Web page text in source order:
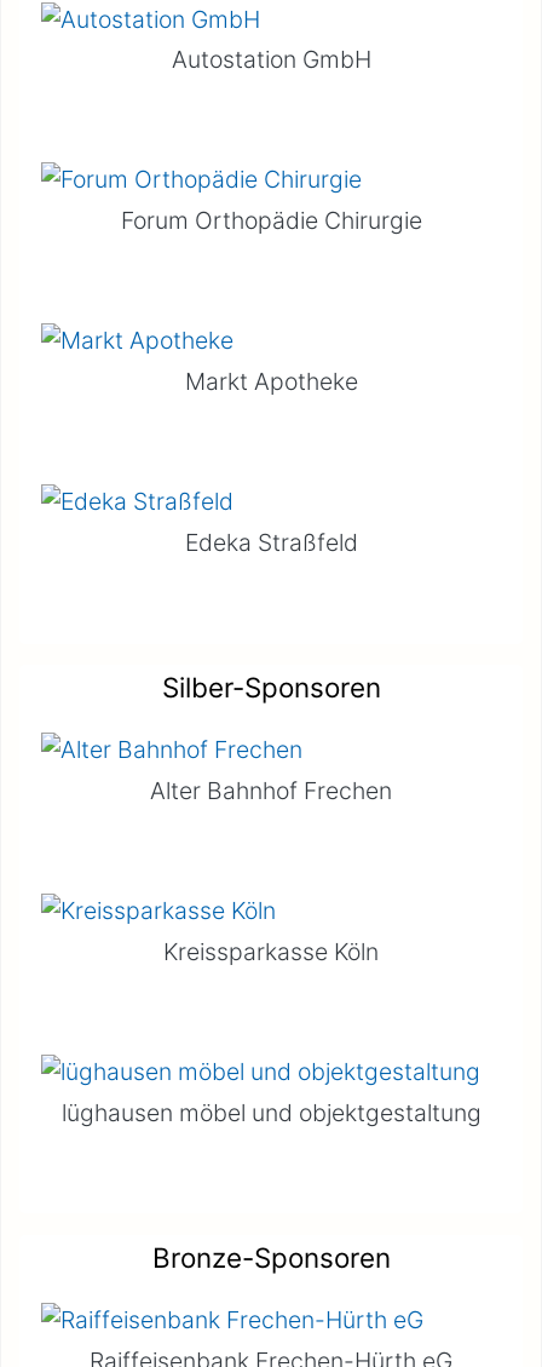
Autostation GmbH
Forum Orthopädie Chirurgie
Markt Apotheke
Edeka Straßfeld
Silber-Sponsoren
Alter Bahnhof Frechen
Kreissparkasse Köln
lüghausen möbel und objektgestaltung
Bronze-Sponsoren
Raiffeisenbank Frechen-Hürth eG